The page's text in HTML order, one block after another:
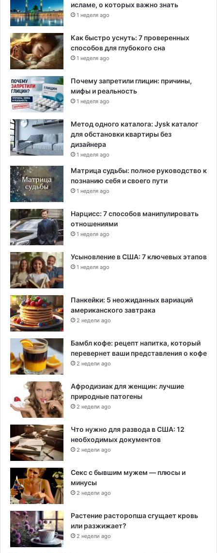
исламе, о которых важно знать
1 неделя ago
Как быстро уснуть: 7 проверенных
способов для глубокого сна
1 неделя ago
Почему запретили глицин: причины,
мифы и реальность
1 неделя ago
Метод одного каталога: Jysk каталог
для обстановки квартиры без
дизайнера
1 неделя ago
Матрица судьбы: полное руководство к
познанию себя и своего пути
1 неделя ago
Нарцисс: 7 способов манипулировать
отношениями
1 неделя ago
Усыновление в США: 7 ключевых этапов
1 неделя ago
Панкейки: 5 неожиданных вариаций
американского завтрака
2 недели ago
Бамбл кофе: рецепт напитка, который
перевернет ваши представления о кофе
2 недели ago
Афродизиак для женщин: лучшие
природные патогены
2 недели ago
Что нужно для развода в США: 12
необходимых документов
2 недели ago
Секс с бывшим мужем — плюсы и
минусы
2 недели ago
Растение расторопша сгущает кровь
или разжижает?
2 недели ago